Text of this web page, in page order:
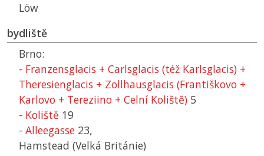
Löw
bydliště
Brno:
- Franzensglacis + Carlsglacis (též Karlsglacis) +
Theresienglacis + Zollhausglacis (Františkovo +
Karlovo + Tereziino + Celní Koliště) 5
- Koliště 19
- Alleegasse 23,
Hamstead (Velká Británie)